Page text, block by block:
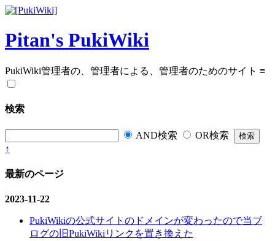
Pitan's PukiWiki
PukiWiki管理者の、管理者による、管理者のためのサイト ≡
検索
AND検索
OR検索
↑
最新のページ
2023-11-22
PukiWikiの公式サイトのドメインが変わったので当ブ
ログの旧PukiWikiリンクを置き換えた